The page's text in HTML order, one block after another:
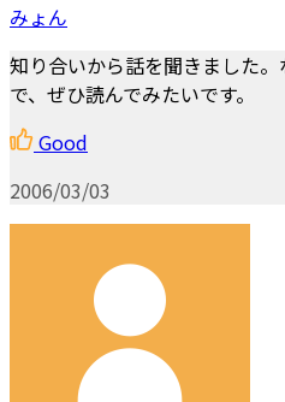
みょん
知り合いから話を聞きました
で、ぜひ読んでみたいです。
Good
2006/03/03